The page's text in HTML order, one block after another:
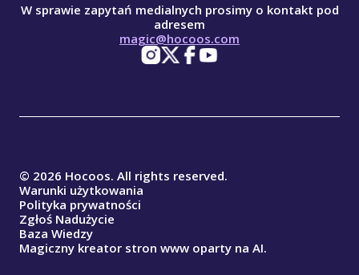
W sprawie zapytań medialnych prosimy o kontakt pod
adresem
magic@hocoos.com
© 2026 Hocoos. All rights reserved.
Warunki użytkowania
Polityka prywatności
Zgłoś Nadużycie
Baza Wiedzy
Magiczny kreator stron www oparty na AI.